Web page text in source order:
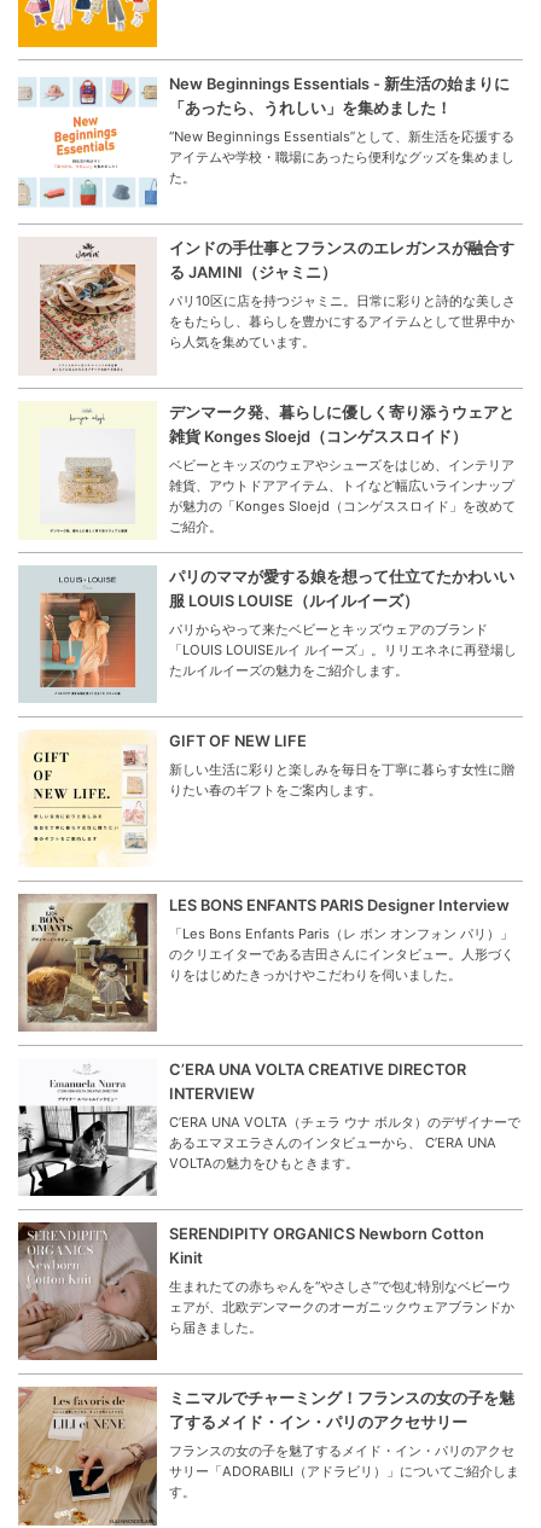
New Beginnings Essentials - 新生活の始まりに
「あったら、うれしい」を集めました！
“New Beginnings Essentials”として、新生活を応援する
アイテムや学校・職場にあったら便利なグッズを集めまし
た。
インドの手仕事とフランスのエレガンスが融合す
る JAMINI（ジャミニ）
パリ10区に店を持つジャミニ。日常に彩りと詩的な美しさ
をもたらし、暮らしを豊かにするアイテムとして世界中か
ら人気を集めています。
デンマーク発、暮らしに優しく寄り添うウェアと
雑貨 Konges Sloejd（コンゲススロイド）
ベビーとキッズのウェアやシューズをはじめ、インテリア
雑貨、アウトドアアイテム、トイなど幅広いラインナップ
が魅力の「Konges Sloejd（コンゲススロイド」を改めて
ご紹介。
パリのママが愛する娘を想って仕立てたかわいい
服 LOUIS LOUISE（ルイルイーズ）
パリからやって来たベビーとキッズウェアのブランド
「LOUIS LOUISEルイ ルイーズ」。リリエネネに再登場し
たルイルイーズの魅力をご紹介します。
GIFT OF NEW LIFE
新しい生活に彩りと楽しみを毎日を丁寧に暮らす女性に贈
りたい春のギフトをご案内します。
LES BONS ENFANTS PARIS Designer Interview
「Les Bons Enfants Paris（レ ボン オンフォン パリ）」
のクリエイターである吉田さんにインタビュー。人形づく
りをはじめたきっかけやこだわりを伺いました。
C’ERA UNA VOLTA CREATIVE DIRECTOR
INTERVIEW
C’ERA UNA VOLTA（チェラ ウナ ボルタ）のデザイナーで
あるエマヌエラさんのインタビューから、 C’ERA UNA
VOLTAの魅力をひもときます。
SERENDIPITY ORGANICS Newborn Cotton
Kinit
生まれたての赤ちゃんを“やさしさ”で包む特別なベビーウ
ェアが、北欧デンマークのオーガニックウェアブランドか
ら届きました。
ミニマルでチャーミング！フランスの女の子を魅
了するメイド・イン・パリのアクセサリー
フランスの女の子を魅了するメイド・イン・パリのアクセ
サリー「ADORABILI（アドラビリ）」についてご紹介しま
す。